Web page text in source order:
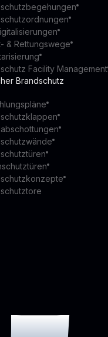
& Rettungswege
Facility Management
Brandschutz